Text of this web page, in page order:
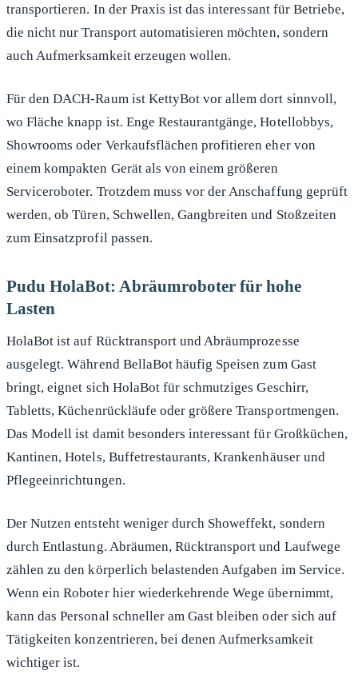
transportieren. In der Praxis ist das interessant für Betriebe,
die nicht nur Transport automatisieren möchten, sondern
auch Aufmerksamkeit erzeugen wollen.
Für den DACH-Raum ist KettyBot vor allem dort sinnvoll,
wo Fläche knapp ist. Enge Restaurantgänge, Hotellobbys,
Showrooms oder Verkaufsflächen profitieren eher von
einem kompakten Gerät als von einem größeren
Serviceroboter. Trotzdem muss vor der Anschaffung geprüft
werden, ob Türen, Schwellen, Gangbreiten und Stoßzeiten
zum Einsatzprofil passen.
Pudu HolaBot: Abräumroboter für hohe
Lasten
HolaBot ist auf Rücktransport und Abräumprozesse
ausgelegt. Während BellaBot häufig Speisen zum Gast
bringt, eignet sich HolaBot für schmutziges Geschirr,
Tabletts, Küchenrückläufe oder größere Transportmengen.
Das Modell ist damit besonders interessant für Großküchen,
Kantinen, Hotels, Buffetrestaurants, Krankenhäuser und
Pflegeeinrichtungen.
Der Nutzen entsteht weniger durch Showeffekt, sondern
durch Entlastung. Abräumen, Rücktransport und Laufwege
zählen zu den körperlich belastenden Aufgaben im Service.
Wenn ein Roboter hier wiederkehrende Wege übernimmt,
kann das Personal schneller am Gast bleiben oder sich auf
Tätigkeiten konzentrieren, bei denen Aufmerksamkeit
wichtiger ist.